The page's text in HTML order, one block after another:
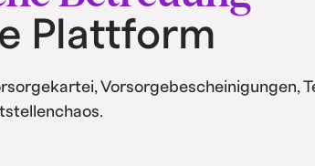
Plattform
Vorsorgebescheinigungen,